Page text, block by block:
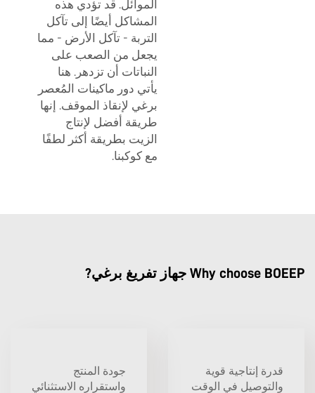
الموائل. قد تؤدي هذه
المشاكل أيضًا إلى تآكل
التربة - تآكل الأرض - مما
يجعل من الصعب على
النباتات أن تزدهر. هنا
يأتي دور ماكينات المُعصر
برغي لإنقاذ الموقف. إنها
طريقة أفضل لإنتاج
الزيت بطريقة أكثر لطفًا
مع كوكبنا.
Why choose BOEEP جهاز تفريغ برغي?
قدرة إنتاجية قوية
والتوصيل في الوقت
جودة المنتج
واستقراره الاستثنائي